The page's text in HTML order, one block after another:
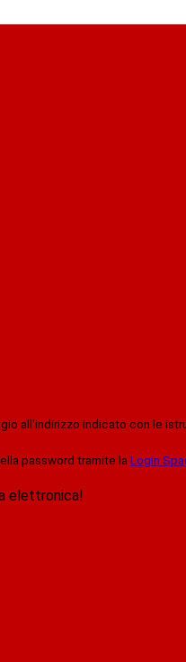
all'indirizzo indicato con le
password tramite la Login
elettronica!